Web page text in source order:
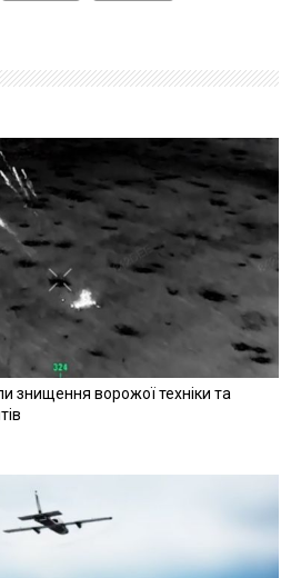
знищення ворожої техніки та